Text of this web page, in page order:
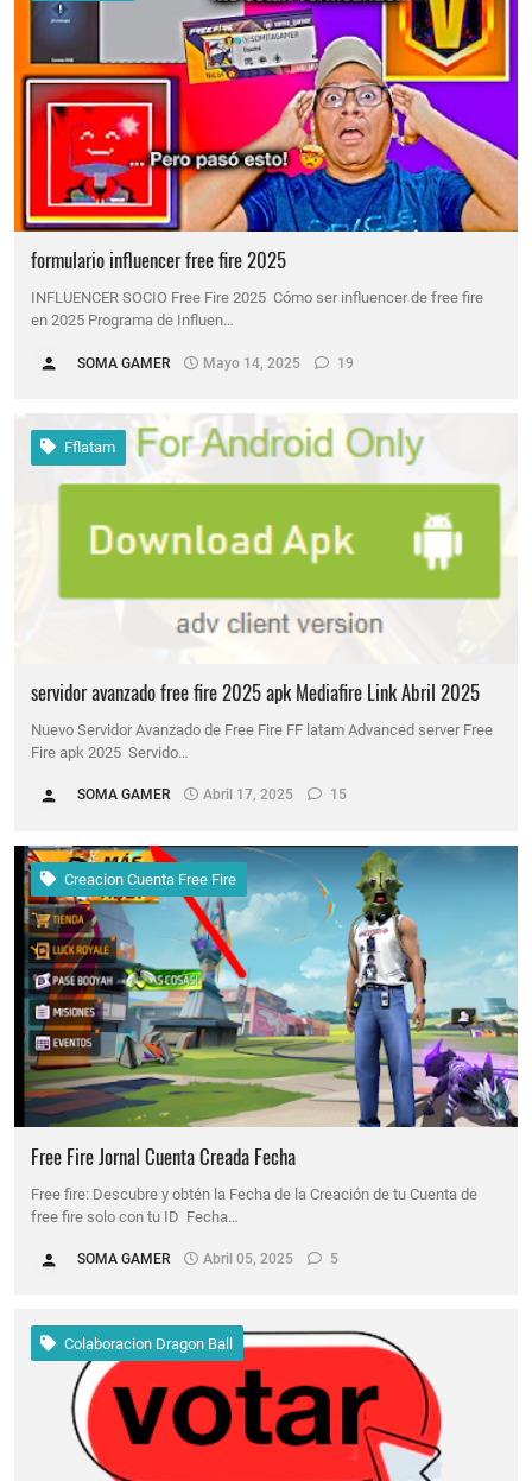
formulario influencer free fire 2025
INFLUENCER SOCIO Free Fire 2025 Cómo ser influencer de free fire
en 2025 Programa de Influen…
SOMA GAMER Mayo 14, 2025 19
Fflatam
servidor avanzado free fire 2025 apk Mediafire Link Abril 2025
Nuevo Servidor Avanzado de Free Fire FF latam Advanced server Free
Fire apk 2025 Servido…
SOMA GAMER Abril 17, 2025 15
Creacion Cuenta Free Fire
Free Fire Jornal Cuenta Creada Fecha
Free fire: Descubre y obtén la Fecha de la Creación de tu Cuenta de
free fire solo con tu ID Fecha…
SOMA GAMER Abril 05, 2025 5
Colaboracion Dragon Ball